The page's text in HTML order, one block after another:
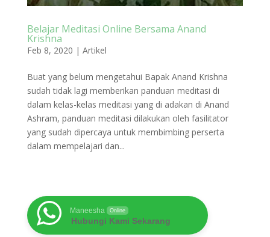
Belajar Meditasi Online Bersama Anand
Krishna
Feb 8, 2020 | Artikel
Buat yang belum mengetahui Bapak Anand Krishna
sudah tidak lagi memberikan panduan meditasi di
dalam kelas-kelas meditasi yang di adakan di Anand
Ashram, panduan meditasi dilakukan oleh fasilitator
yang sudah dipercaya untuk membimbing perserta
dalam mempelajari dan...
Maneesha Online
Hubungi Kami Sekarang